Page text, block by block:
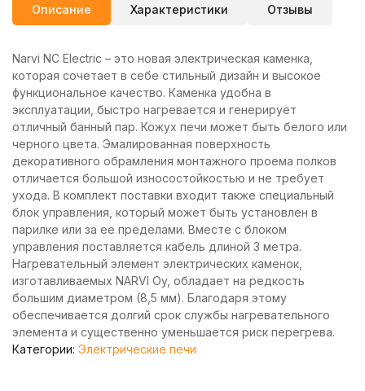
Описание Характеристики Отзывы
Narvi NC Electric – это новая электрическая каменка,
которая сочетает в себе стильный дизайн и высокое
функциональное качество. Каменка удобна в
эксплуатации, быстро нагревается и генерирует
отличный банный пар. Кожух печи может быть белого или
черного цвета. Эмалированная поверхность
декоративного обрамления монтажного проема полков
отличается большой износостойкостью и не требует
ухода. В комплект поставки входит также специальный
блок управления, который может быть установлен в
парилке или за ее пределами. Вместе с блоком
управления поставляется кабель длиной 3 метра.
Нагревательный элемент электрических каменок,
изготавливаемых NARVI Oy, обладает на редкость
большим диаметром (8,5 мм). Благодаря этому
обеспечивается долгий срок службы нагревательного
элемента и существенно уменьшается риск перегрева.
Категории: Электрические печи